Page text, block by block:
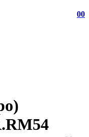
00